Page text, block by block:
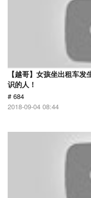
【越哥】女孩坐出租车
识的人！
# 684
2018-09-04 08:44